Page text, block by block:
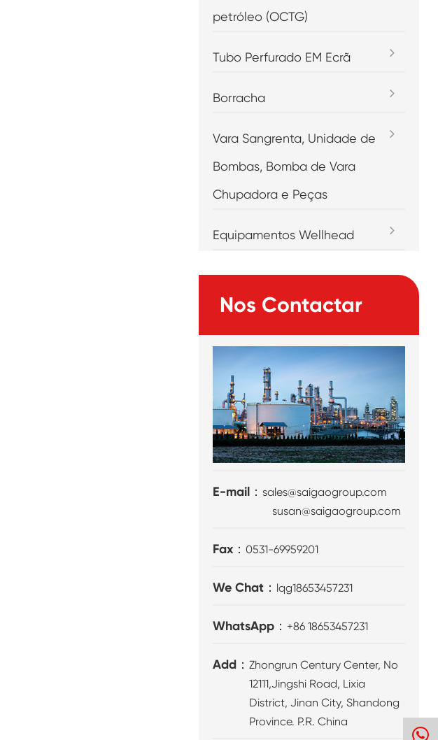
petróleo (OCTG)
Tubo Perfurado EM Ecrã
Borracha
Vara Sangrenta, Unidade de
Bombas, Bomba de Vara
Chupadora e Peças
Equipamentos Wellhead
Nos Contactar
E-mail：sales@saigaogroup.com
susan@saigaogroup.com
Fax：0531-69959201
We Chat： lqg18653457231
WhatsApp： +86 18653457231
Add：Zhongrun Century Center, No
12111,Jingshi Road, Lixia
District, Jinan City, Shandong
Province. P.R. China